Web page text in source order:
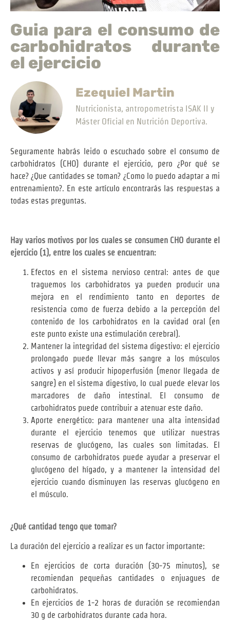
Guia para el consumo de
carbohidratos durante
el ejercicio
Ezequiel Martin
Nutricionista, antropometrista ISAK II y
Máster Oficial en Nutrición Deportiva.
Seguramente habrás leido o escuchado sobre el consumo de
carbohidratos (CHO) durante el ejercicio, pero ¿Por qué se
hace? ¿Que cantidades se toman? ¿Como lo puedo adaptar a mi
entrenamiento?. En este artículo encontrarás las respuestas a
todas estas preguntas.
Hay varios motivos por los cuales se consumen CHO durante el
ejercicio (1), entre los cuales se encuentran:
Efectos en el sistema nervioso central: antes de que
traguemos los carbohidratos ya pueden producir una
mejora en el rendimiento tanto en deportes de
resistencia como de fuerza debido a la percepción del
contenido de los carbohidratos en la cavidad oral (en
este punto existe una estimulación cerebral).
Mantener la integridad del sistema digestivo: el ejercicio
prolongado puede llevar más sangre a los músculos
activos y así producir hipoperfusión (menor llegada de
sangre) en el sistema digestivo, lo cual puede elevar los
marcadores de daño intestinal. El consumo de
carbohidratos puede contribuir a atenuar este daño.
Aporte energético: para mantener una alta intensidad
durante el ejercicio tenemos que utilizar nuestras
reservas de glucógeno, las cuales son limitadas. El
consumo de carbohidratos puede ayudar a preservar el
glucógeno del hígado, y a mantener la intensidad del
ejercicio cuando disminuyen las reservas glucógeno en
el músculo.
¿Qué cantidad tengo que tomar?
La duración del ejercicio a realizar es un factor importante:
En ejercicios de corta duración (30-75 minutos), se
recomiendan pequeñas cantidades o enjuagues de
carbohidratos.
En ejercicios de 1-2 horas de duración se recomiendan
30 g de carbohidratos durante cada hora.